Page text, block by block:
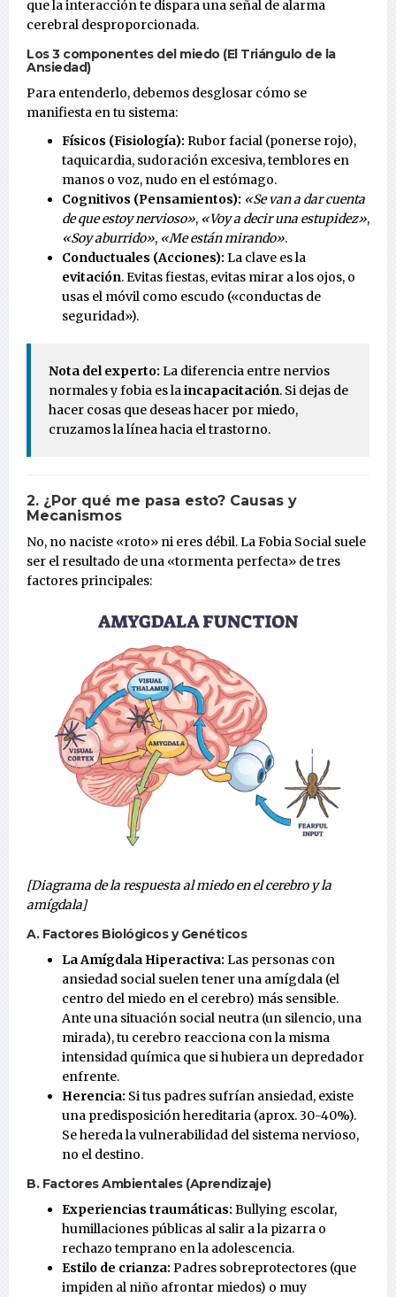
que la interacción te dispara una señal de alarma
cerebral desproporcionada.
Los 3 componentes del miedo (El Triángulo de la
Ansiedad)
Para entenderlo, debemos desglosar cómo se
manifiesta en tu sistema:
Físicos (Fisiología): Rubor facial (ponerse rojo),
taquicardia, sudoración excesiva, temblores en
manos o voz, nudo en el estómago.
Cognitivos (Pensamientos): «Se van a dar cuenta
de que estoy nervioso», «Voy a decir una estupidez»,
«Soy aburrido», «Me están mirando».
Conductuales (Acciones): La clave es la
evitación. Evitas fiestas, evitas mirar a los ojos, o
usas el móvil como escudo («conductas de
seguridad»).
Nota del experto: La diferencia entre nervios
normales y fobia es laincapacitación. Si dejas de
hacer cosas que deseas hacer por miedo,
cruzamos la línea hacia el trastorno.
2. ¿Por qué me pasa esto? Causas y
Mecanismos
No, no naciste «roto» ni eres débil. La Fobia Social suele
ser el resultado de una «tormenta perfecta» de tres
factores principales:
[Diagrama de la respuesta al miedo en el cerebro y la
amígdala]
A. Factores Biológicos y Genéticos
La Amígdala Hiperactiva: Las personas con
ansiedad social suelen tener una amígdala (el
centro del miedo en el cerebro) más sensible.
Ante una situación social neutra (un silencio, una
mirada), tu cerebro reacciona con la misma
intensidad química que si hubiera un depredador
enfrente.
Herencia: Si tus padres sufrían ansiedad, existe
una predisposición hereditaria (aprox. 30-40%).
Se hereda la vulnerabilidad del sistema nervioso,
no el destino.
B. Factores Ambientales (Aprendizaje)
Experiencias traumáticas: Bullying escolar,
humillaciones públicas al salir a la pizarra o
rechazo temprano en la adolescencia.
Estilo de crianza: Padres sobreprotectores (que
impiden al niño afrontar miedos) o muy